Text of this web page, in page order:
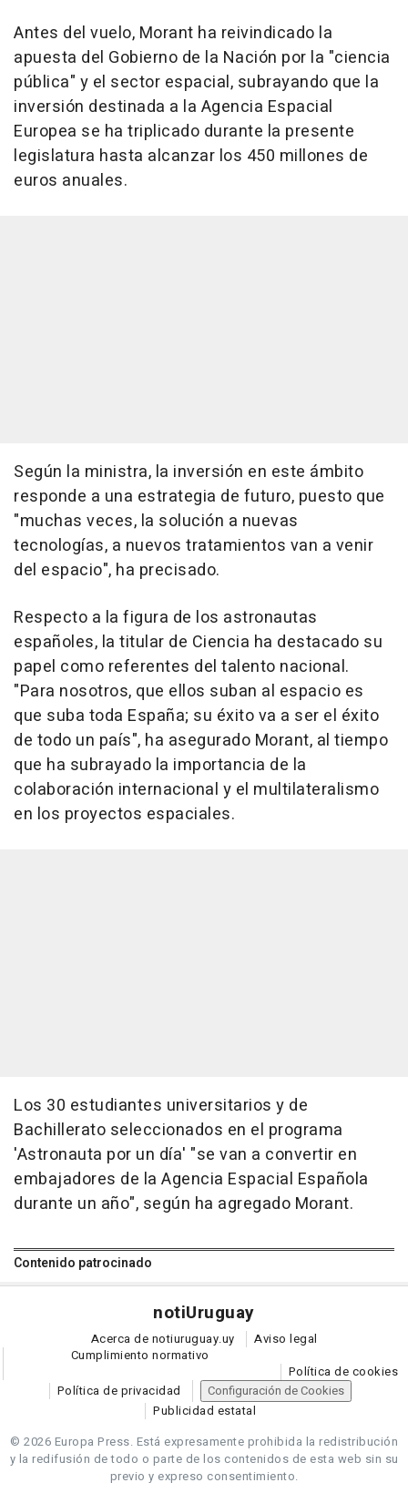
Antes del vuelo, Morant ha reivindicado la
apuesta del Gobierno de la Nación por la "ciencia
pública" y el sector espacial, subrayando que la
inversión destinada a la Agencia Espacial
Europea se ha triplicado durante la presente
legislatura hasta alcanzar los 450 millones de
euros anuales.
Según la ministra, la inversión en este ámbito
responde a una estrategia de futuro, puesto que
"muchas veces, la solución a nuevas
tecnologías, a nuevos tratamientos van a venir
del espacio", ha precisado.
Respecto a la figura de los astronautas
españoles, la titular de Ciencia ha destacado su
papel como referentes del talento nacional.
"Para nosotros, que ellos suban al espacio es
que suba toda España; su éxito va a ser el éxito
de todo un país", ha asegurado Morant, al tiempo
que ha subrayado la importancia de la
colaboración internacional y el multilateralismo
en los proyectos espaciales.
Los 30 estudiantes universitarios y de
Bachillerato seleccionados en el programa
'Astronauta por un día' "se van a convertir en
embajadores de la Agencia Espacial Española
durante un año", según ha agregado Morant.
Contenido patrocinado
notiUruguay
Acerca de notiuruguay.uy
Aviso legal
Cumplimiento normativo
Política de cookies
Política de privacidad
Configuración de Cookies
Publicidad estatal
© 2026 Europa Press. Está expresamente prohibida la redistribución
y la redifusión de todo o parte de los contenidos de esta web sin su
previo y expreso consentimiento.